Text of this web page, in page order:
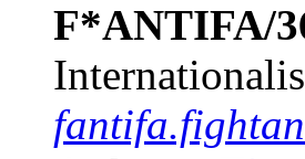
F*ANTIFA/